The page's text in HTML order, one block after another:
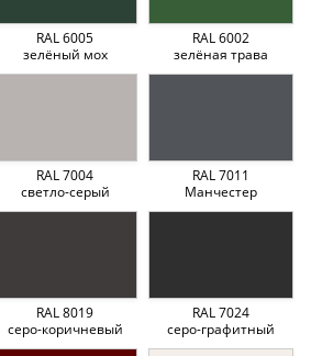
RAL 6005
зелёный мох
RAL 6002
зелёная трава
RAL 7004
светло-серый
RAL 7011
Манчестер
RAL 8019
серо-коричневый
RAL 7024
серо-графитный